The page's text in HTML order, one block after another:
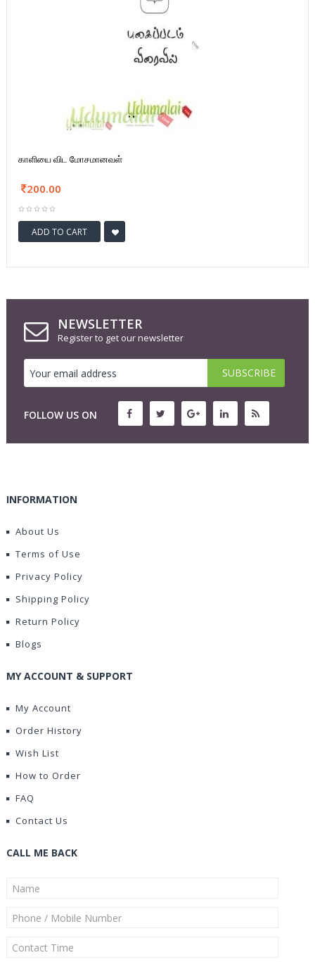
காளியை விட மோசமானவள்
200.00
ADD TO CART
NEWSLETTER
Register to get our newsletter
FOLLOW US ON
INFORMATION
About Us
Terms of Use
Privacy Policy
Shipping Policy
Return Policy
Blogs
MY ACCOUNT & SUPPORT
My Account
Order History
Wish List
How to Order
FAQ
Contact Us
CALL ME BACK